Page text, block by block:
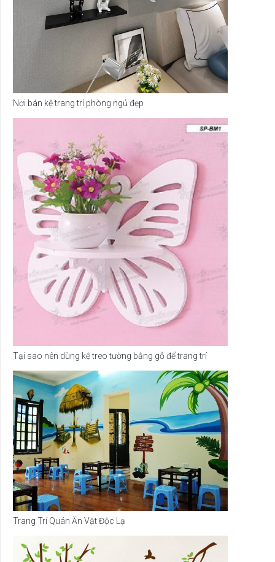
Nơi bán kệ trang trí phòng ngủ đẹp
Tại sao nên dùng kệ treo tường bằng gỗ để trang trí
Trang Trí Quán Ăn Vặt Độc Lạ